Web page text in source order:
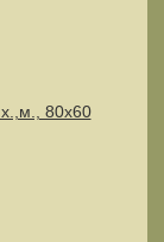
80х60